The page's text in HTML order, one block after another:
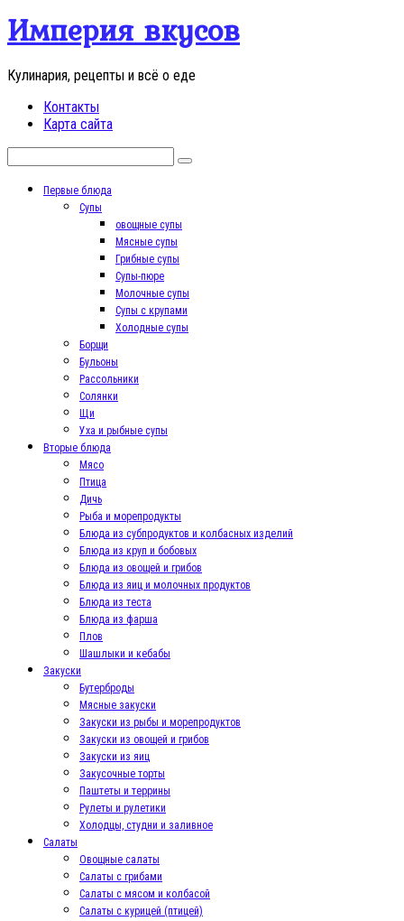
Перейти
контенту
Империя вкусов
Кулинария, рецепты и всё о еде
Контакты
Карта сайта
Первые блюда
Супы
овощные супы
Мясные супы
Грибные супы
Супы-пюре
Молочные супы
Супы с крупами
Холодные супы
Борщи
Бульоны
Рассольники
Солянки
Щи
Уха и рыбные супы
Вторые блюда
Мясо
Птица
Дичь
Рыба и морепродукты
Блюда из субпродуктов и колбасных изделий
Блюда из круп и бобовых
Блюда из овощей и грибов
Блюда из яиц и молочных продуктов
Блюда из теста
Блюда из фарша
Плов
Шашлыки и кебабы
Закуски
Бутерброды
Мясные закуски
Закуски из рыбы и морепродуктов
Закуски из овощей и грибов
Закуски из яиц
Закусочные торты
Паштеты и террины
Рулеты и рулетики
Холодцы, студни и заливное
Салаты
Овощные салаты
Салаты с грибами
Салаты с мясом и колбасой
Салаты с курицей (птицей)